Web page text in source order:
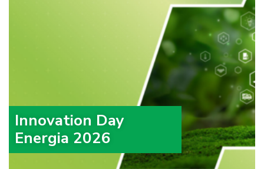
Innovation Day
Energia 2026